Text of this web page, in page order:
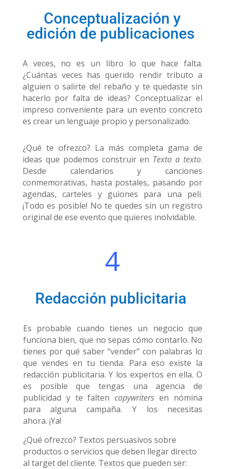
Conceptualización y
edición de publicaciones
A veces, no es un libro lo que hace falta.
¿Cuántas veces has querido rendir tributo a
alguien o salirte del rebaño y te quedaste sin
hacerlo por falta de ideas? Conceptualizar el
impreso conveniente para un evento concreto
es crear un lenguaje propio y personalizado.
¿Qué te ofrezco? La más completa gama de
ideas que podemos construir en Texto a texto.
Desde calendarios y canciones
conmemorativas, hasta postales, pasando por
agendas, carteles y guiones para una peli.
¡Todo es posible! No te quedes sin un registro
original de ese evento que quieres inolvidable.
4
Redacción publicitaria
Es probable cuando tienes un negocio que
funciona bien, que no sepas cómo contarlo. No
tienes por qué saber “vender” con palabras lo
que vendes en tu tienda. Para eso existe la
redacción publicitaria. Y los expertos en ella. O
es posible que tengas una agencia de
publicidad y te faltencopywriters en nómina
para alguna campaña. Y los necesitas
ahora. ¡Ya!
¿Qué ofrezco? Textos persuasivos sobre
productos o servicios que deben llegar directo
al target del cliente. Textos que pueden ser: